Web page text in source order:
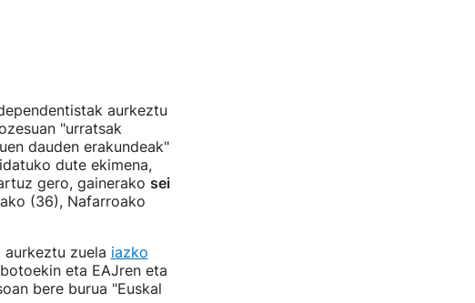
aurkeztu
"urratsak
dauden erakundeak"
dute ekimena,
gero, gainerako sei
(36), Nafarroako
zuela iazko
eta EAJren eta
bere burua "Euskal